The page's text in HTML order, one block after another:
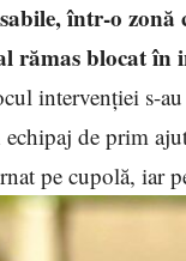
într-o zonă
rămas blocat în
intervenției s-
echipaj de prim
pe cupolă, iar